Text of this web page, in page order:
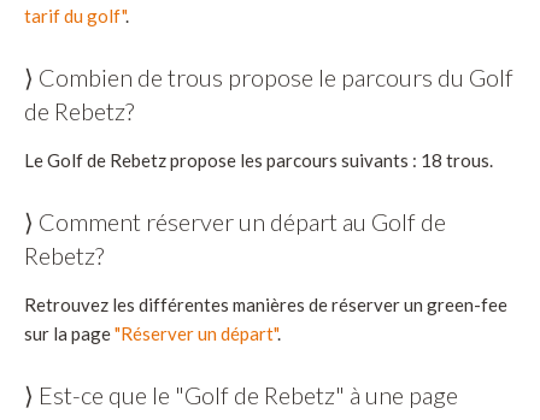
tarif du golf".
⟩ Combien de trous propose le parcours du Golf
de Rebetz?
Le Golf de Rebetz propose les parcours suivants : 18 trous.
⟩ Comment réserver un départ au Golf de
Rebetz?
Retrouvez les différentes manières de réserver un green-fee
sur la page"Réserver un départ".
⟩ Est-ce que le "Golf de Rebetz" à une page